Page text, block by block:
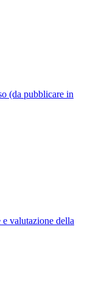
(da pubblicare in
valutazione della